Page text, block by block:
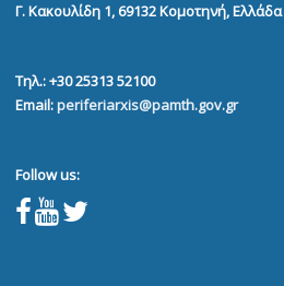
Γ. Κακουλίδη 1, 69132Κομοτηνή, Ελλάδα
Τηλ.: +30 25313 52100
Email:periferiarxis@pamth.gov.gr
Follow us: